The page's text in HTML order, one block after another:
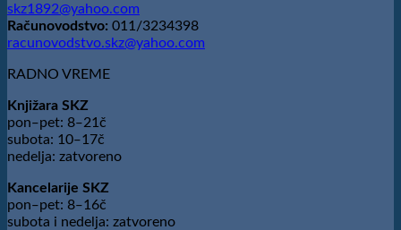
skz1892@yahoo.com
Računovodstvo: 011/3234398
racunovodstvo.skz@yahoo.com
RADNO VREME
Knjižara SKZ
pon‒pet: 8‒21č
subota: 10‒17č
nedelja: zatvoreno
Kancelarije SKZ
pon‒pet: 8‒16č
subota i nedelja: zatvoreno